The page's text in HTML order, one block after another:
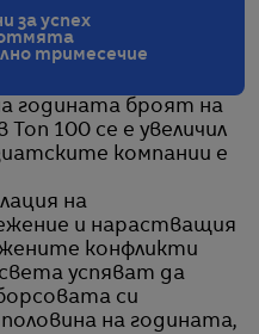
за успех
oтмята
тримесечие
годината броят на
100 се е увеличил
компании е
на
и нарастващия
конфликти
успяват да
си
на годината,